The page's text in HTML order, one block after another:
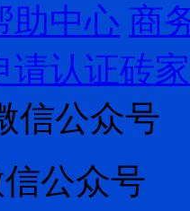
助中心 商
请认证砖家
公众号